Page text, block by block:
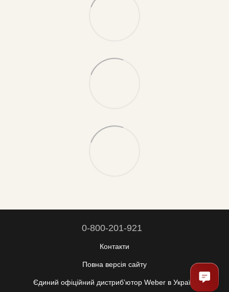
0-800-201-921
Контакти
Повна версія сайту
Єдиний офіційний дистрибʼютор Weber в Україні